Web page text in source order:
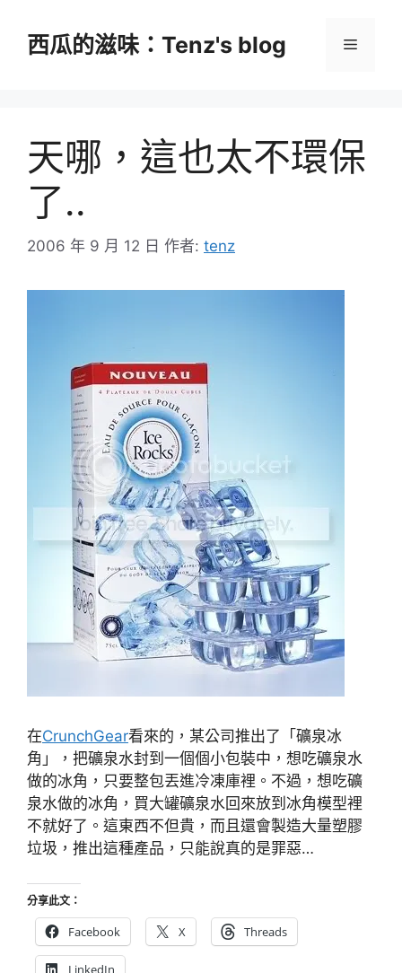
西瓜的滋味：Tenz's blog 選
天哪，這也太不環保
了..
2006 年 9 月 12 日 作者: tenz
在CrunchGear看來的，某公司推出了「礦泉冰
角」，把礦泉水封到一個個小包裝中，想吃礦泉水
做的冰角，只要整包丟進冷凍庫裡。不過，想吃礦
泉水做的冰角，買大罐礦泉水回來放到冰角模型裡
不就好了。這東西不但貴，而且還會製造大量塑膠
垃圾，推出這種產品，只能說真的是罪惡…
分享此文：
Facebook X Threads
LinkedIn